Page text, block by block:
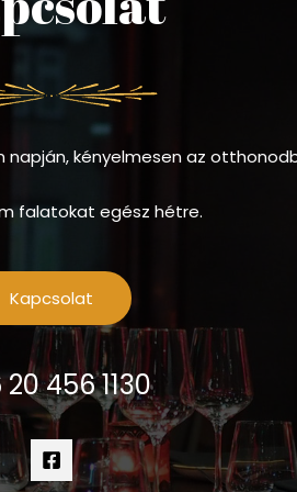
napján, kényelmesen az
falatokat egész hétre.
Kapcsolat
456 1130